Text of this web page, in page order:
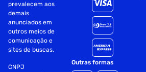
prevalecem aos
demais
anunciados em
outros meios de
comunicação e
sites de buscas.
CNPJ
Outras formas